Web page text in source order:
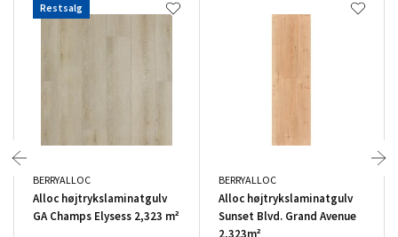
Restsalg
BERRYALLOC
Alloc højtrykslaminatgulv
GA Champs Elysess 2,323 m²
BERRYALLOC
Alloc højtrykslaminatgulv
Sunset Blvd. Grand Avenue
2,323m²